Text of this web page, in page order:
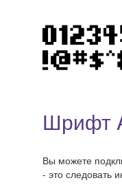
Шрифт
Вы можете
- это следовать